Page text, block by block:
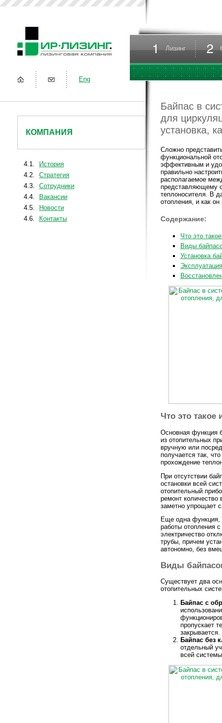
Eng
КОМПАНИЯ
4.1.
История
4.2.
Стратегия
4.3.
Сотрудники
4.4.
Вакансии
4.5.
Новости
4.6.
Контакты
Лизинг
Байпас в
для
установка,
Сложно
функциональной
эффективным и
правильно
располагаемое
представляющему
теплоносителя. В
отопления, и как он
Содержание:
Что это
Виды
Установка
Что это такое
Основная функция
из отопительных
вручную или
получается так,
прохождение
При отсутствии
остановки всей
отопительный
ремонт количество
заметно упрощает
Еще одна функция,
работы отопления
электричество
трубы, причем
автономно, без
Виды
Существует два
отопительных
Байпас с
пропускает
закрывается.
Байпас без
отдельный
всей